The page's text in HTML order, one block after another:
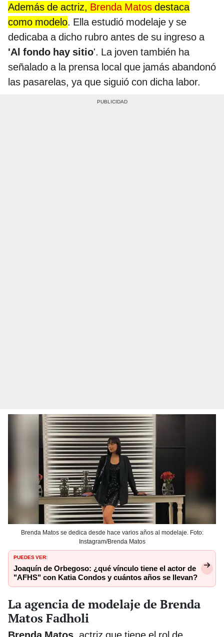
Además de actriz, Brenda Matos destaca
como modelo. Ella estudió modelaje y se
dedicaba a dicho rubro antes de su ingreso a
'Al fondo hay sitio'. La joven también ha
señalado a la prensa local que jamás abandonó
las pasarelas, ya que siguió con dicha labor.
Brenda Matos se dedica desde hace varios años al modelaje. Foto:
Instagram/Brenda Matos
PUEDES VER:
Joaquín de Orbegoso: ¿qué vínculo tiene el actor de
"AFHS" con Katia Condos y cuántos años se llevan?
La agencia de modelaje de Brenda
Matos Fadholi